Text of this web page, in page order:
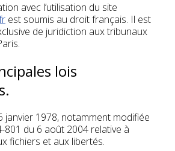
avec l’utilisation du site
est soumis au droit français. Il est
de juridiction aux tribunaux
lois
janvier 1978, notamment modifiée
801 du 6 août 2004 relative à
fichiers et aux libertés.